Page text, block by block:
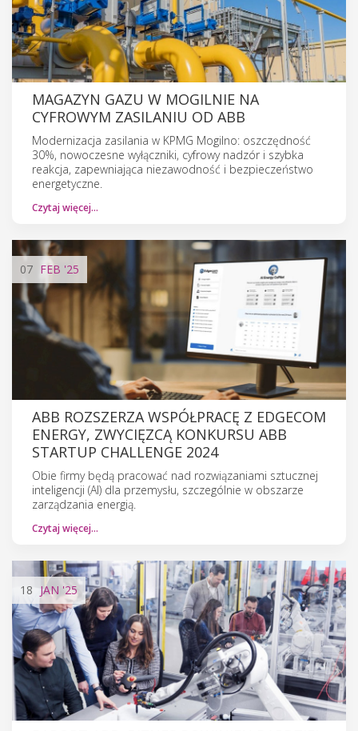
MAGAZYN GAZU W MOGILNIE NA
CYFROWYM ZASILANIU OD ABB
Modernizacja zasilania w KPMG Mogilno: oszczędność
30%, nowoczesne wyłączniki, cyfrowy nadzór i szybka
reakcja, zapewniająca niezawodność i bezpieczeństwo
energetyczne.
Czytaj więcej…
07 FEB '25
ABB ROZSZERZA WSPÓŁPRACĘ Z EDGECOM
ENERGY, ZWYCIĘZCĄ KONKURSU ABB
STARTUP CHALLENGE 2024
Obie firmy będą pracować nad rozwiązaniami sztucznej
inteligencji (AI) dla przemysłu, szczególnie w obszarze
zarządzania energią.
Czytaj więcej…
18 JAN '25